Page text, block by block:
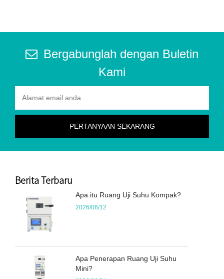
Bergabunglah dengan Buletin
Kami
Berita Terbaru
Apa itu Ruang Uji Suhu Kompak?
2026/06/12
Apa Penerapan Ruang Uji Suhu
Mini?